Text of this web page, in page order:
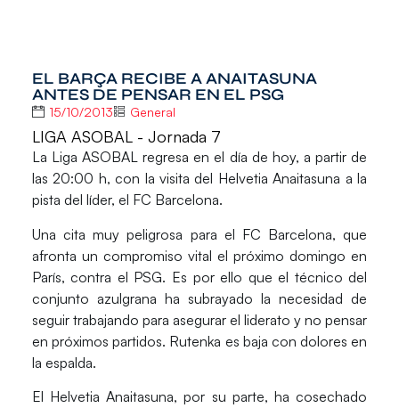
EL BARÇA RECIBE A ANAITASUNA
ANTES DE PENSAR EN EL PSG
15/10/2013 General
LIGA ASOBAL - Jornada 7
La Liga ASOBAL regresa en el día de hoy, a partir de
las 20:00 h, con la visita del Helvetia Anaitasuna a la
pista del líder, el FC Barcelona.
Una cita muy peligrosa para el FC Barcelona, que
afronta un compromiso vital el próximo domingo en
París, contra el PSG. Es por ello que el técnico del
conjunto azulgrana ha subrayado la necesidad de
seguir trabajando para asegurar el liderato y no pensar
en próximos partidos. Rutenka es baja con dolores en
la espalda.
El Helvetia Anaitasuna, por su parte, ha cosechado